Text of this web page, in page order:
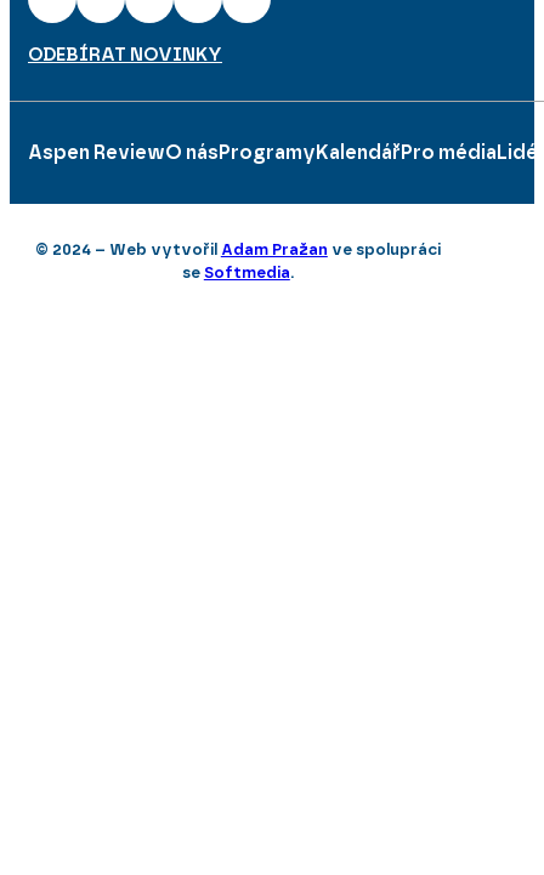
ODEBÍRAT NOVINKY
Aspen ReviewO nás Programy Kalendář Pro média Lidé
© 2024 – Web vytvořil Adam Pražan ve spolupráci
se Softmedia.